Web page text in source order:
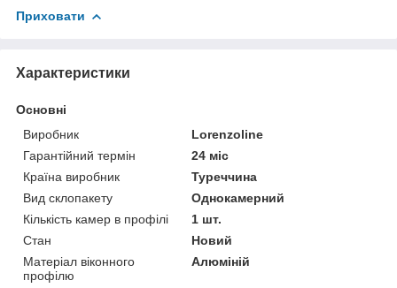
Приховати
Характеристики
Основні
Виробник
Lorenzoline
Гарантійний термін
24 міс
Країна виробник
Туреччина
Вид склопакету
Однокамерний
Кількість камер в профілі
1 шт.
Стан
Новий
Матеріал віконного
профілю
Алюміній